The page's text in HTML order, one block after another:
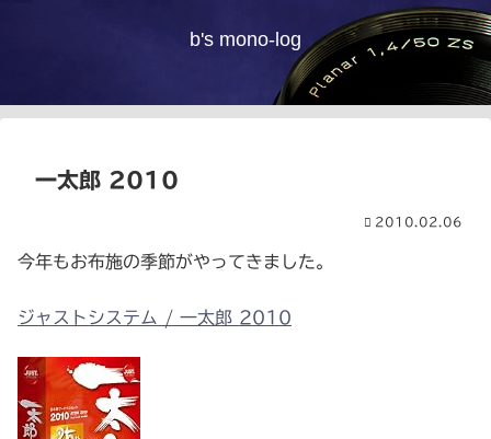
b's mono-log
一太郎 2010
2010.02.06
今年もお布施の季節がやってきました。
ジャストシステム / 一太郎 2010